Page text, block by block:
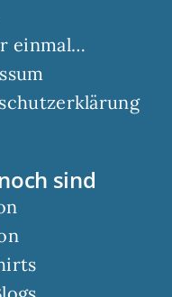
einmal…
sind